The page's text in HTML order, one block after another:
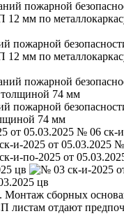
пожарной
12 мм по
пожарной
74 мм
№ 06 ск-
№
цв
цв
сборных
листам отдают